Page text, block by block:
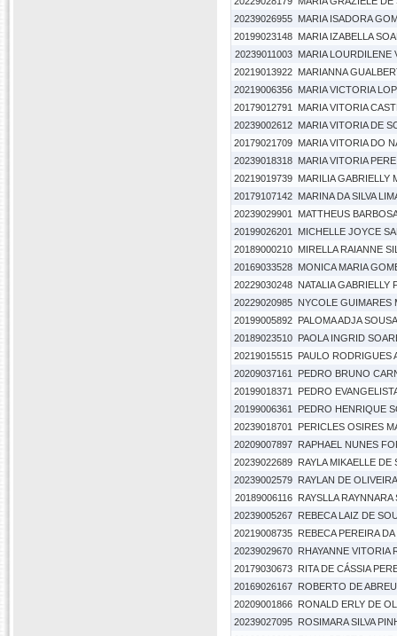
20239026955 MARIA ISADORA
20199023148 MARIA IZABELLA
20239011003
MARIA LOURDILENE
20219013922 MARIANNA
20219006356 MARIA VICTORIA
20179012791
MARIA VITORIA
20239002612 MARIA VITORIA DE
20179021709 MARIA VITORIA DO
20239018318 MARIA VITORIA
20219019739 MARILIA GABRIELLY
20179107142 MARINA DA SILVA
20239029901
MATTHEUS
20199026201
MICHELLE JOYCE
20189000210 MIRELLA RAIANNE
20169033528 MONICA MARIA
20229030248 NATALIA GABRIELLY
20229020985 NYCOLE GUIMARES
20199005892 PALOMA ADJA
20189023510 PAOLA INGRID
20219015515 PAULO RODRIGUES
20209037161
PEDRO BRUNO
20199018371
PEDRO
20199006361
PEDRO HENRIQUE
20239018701
PERICLES OSIRES
20209007897 RAPHAEL NUNES
20239022689 RAYLA MIKAELLE DE
20239002579 RAYLAN DE
20189006116
RAYSLLA RAYNNARA
20239005267 REBECA LAIZ DE
20219008735 REBECA PEREIRA
20239029670 RHAYANNE VITORIA
20179030673 RITA DE CÁSSIA
20169026167 ROBERTO DE
20209001866 RONALD ERLY DE
20239027095 ROSIMARA SILVA